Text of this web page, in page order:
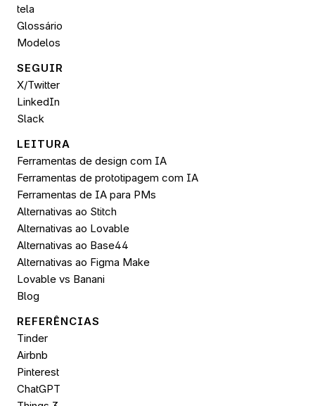
tela
Glossário
Modelos
SEGUIR
X/Twitter
LinkedIn
Slack
LEITURA
Ferramentas de design com IA
Ferramentas de prototipagem com IA
Ferramentas de IA para PMs
Alternativas ao Stitch
Alternativas ao Lovable
Alternativas ao Base44
Alternativas ao Figma Make
Lovable vs Banani
Blog
REFERÊNCIAS
Tinder
Airbnb
Pinterest
ChatGPT